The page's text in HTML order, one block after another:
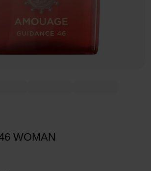
WOMAN